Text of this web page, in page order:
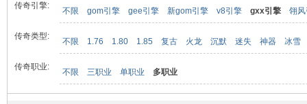
传奇引擎:
不限 gom引擎 gee引擎 新gom引擎 v8引擎 gxx引擎 翎
传奇类型:
不限 1.76 1.80 1.85 复古 火龙 沉默 迷失 神器 冰雪
传奇职业:
不限 三职业 单职业 多职业